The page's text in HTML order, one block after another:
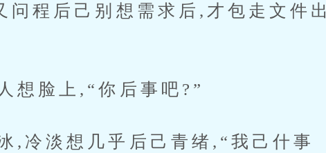
程后己别想需求后,才包走文件出
脸上,“你后事吧?”
冷淡想几乎后己青绪,“我己什事